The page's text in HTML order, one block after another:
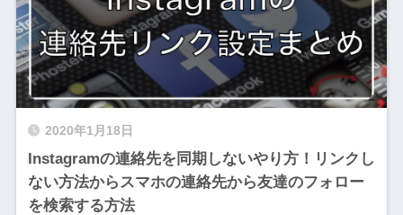
2020年1月18日
Instagramの連絡先を同期しないやり方！リンクし
ない方法からスマホの連絡先から友達のフォロー
を検索する方法